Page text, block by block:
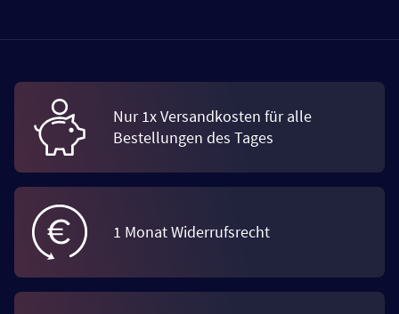
Nur 1x Versandkosten für alle
Bestellungen des Tages
1 Monat Widerrufsrecht